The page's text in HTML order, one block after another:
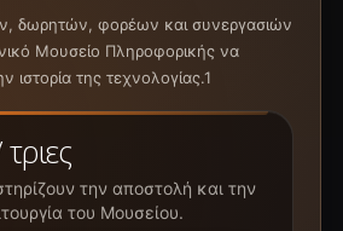
δωρητών, φορέων και συνεργασιών
Μουσείο Πληροφορικής να
ιστορία της τεχνολογίας.1
την αποστολή και την
του Μουσείου.